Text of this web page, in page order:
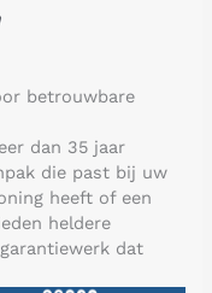
betrouwbare
dan 35 jaar
die past bij uw
heeft of een
heldere
dat